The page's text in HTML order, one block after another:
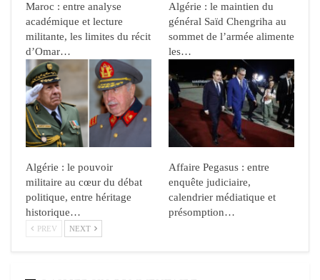
Maroc : entre analyse
académique et lecture
militante, les limites du récit
d’Omar…
Algérie : le maintien du
général Saïd Chengriha au
sommet de l’armée alimente
les…
Algérie : le pouvoir
militaire au cœur du débat
politique, entre héritage
historique…
Affaire Pegasus : entre
enquête judiciaire,
calendrier médiatique et
présomption…
PREV NEXT